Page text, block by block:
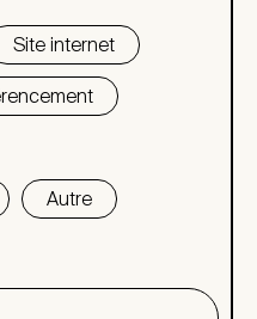
Site internet
Autre